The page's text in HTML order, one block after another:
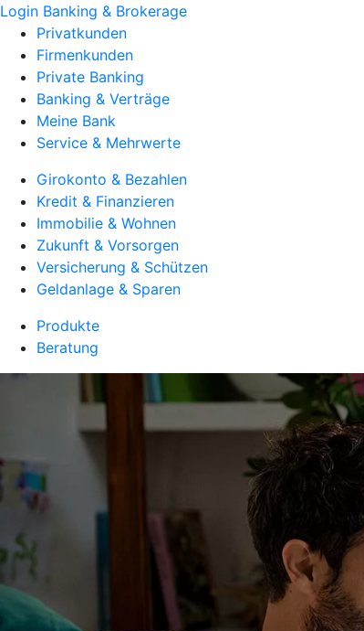
Login Banking & Brokerage
Privatkunden
Firmenkunden
Private Banking
Banking & Verträge
Meine Bank
Service & Mehrwerte
Girokonto & Bezahlen
Kredit & Finanzieren
Immobilie & Wohnen
Zukunft & Vorsorgen
Versicherung & Schützen
Geldanlage & Sparen
Produkte
Beratung